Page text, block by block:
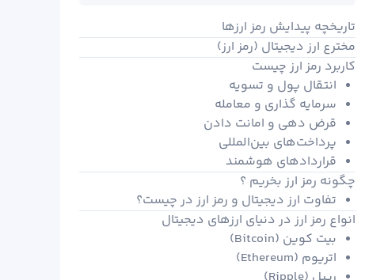
تاریخچه پیدایش رمز ارزها
مخترع ارز دیجیتال (رمز ارز)
کاربرد رمز ارز چیست
انتقال پول و تسویه
سرمایه گذاری و معامله
قرض دهی و امانت دادن
پرداخت‌های بین‌المللی
قراردادهای هوشمند
چگونه رمز ارز بخریم ؟
تفاوت ارز دیجیتال و رمز ارز در چیست؟
انواع رمز ارز در دنیای ارزهای دیجیتال
بیت کوین (Bitcoin)
اتریوم (Ethereum)